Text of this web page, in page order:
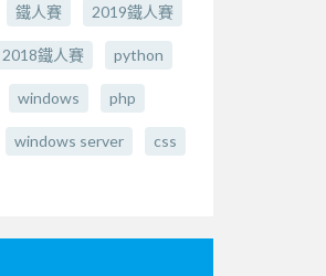
鐵人賽 2019鐵人賽
2018鐵人賽 python
windows php
windows server css